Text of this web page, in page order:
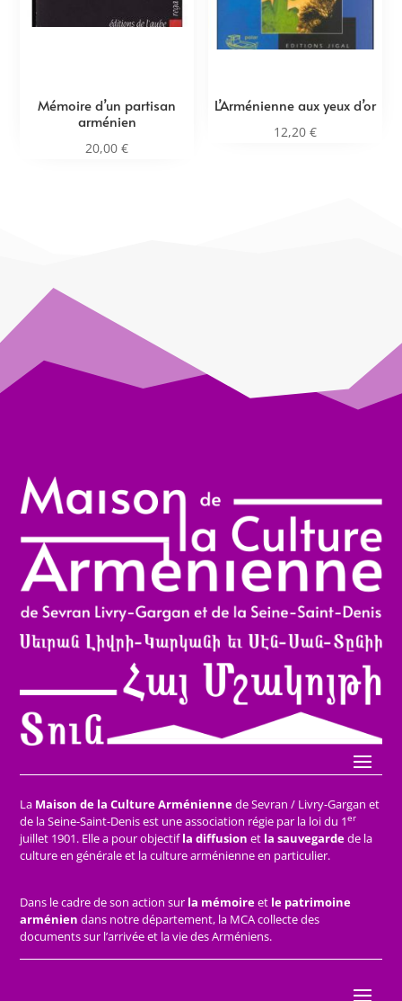
Mémoire d’un partisan
arménien
20,00€
L’Arménienne aux yeux d’or
12,20 €
La Maison de la Culture Arméniennede Sevran / Livry-Gargan et
de la Seine-Saint-Denis est une association régie par la loi du 1er
juillet 1901. Elle a pour objectifla diffusion et la sauvegardede la
culture en générale et la culture arménienne en particulier.
Dans le cadre de son action sur la mémoireet le patrimoine
arménien dans notre département, la MCA collecte des
documents sur l’arrivée et la vie des Arméniens.